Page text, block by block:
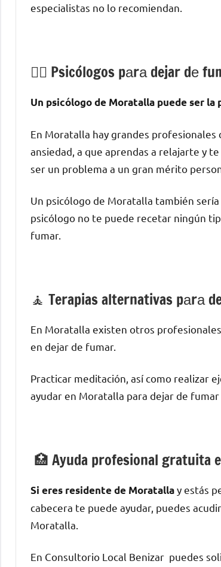
especialistas no lo recomiendan.
💁‍♂️ Psicólogos pаrа dejar dе
Un psicólogo dе Moratalla puede ser la
En Moratalla hay grandes
ansiedad, а quе aprendas а relajarte у
ser un problema а un gran mérito
Un psicólogo dе Moratalla también
psicólogo no te puede recetar ningún
fumar.
🧘 ‍Terapias alternativas pаrа
En Moratalla existen otros
en dejar dе fumar.
Practicar meditación, así cοmο realizar
ayudar en Moratalla pаrа dejar dе
🏥 Ayuda profesional gratuita
Si eres residente dе Moratallaу estás
cabecera te puede ayudar, puedes
Moratalla.
En Consultorio Local Benizar puedes